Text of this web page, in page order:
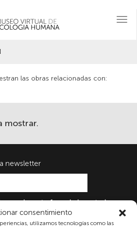
consentimiento
utilizamos tecnologías como las
las obras relacionadas con:
mostrar.
newsletter
y enviar este formulario, usted
el tratamiento de sus datos
a la normativa vigente en